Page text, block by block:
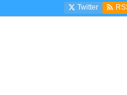
Twitter 